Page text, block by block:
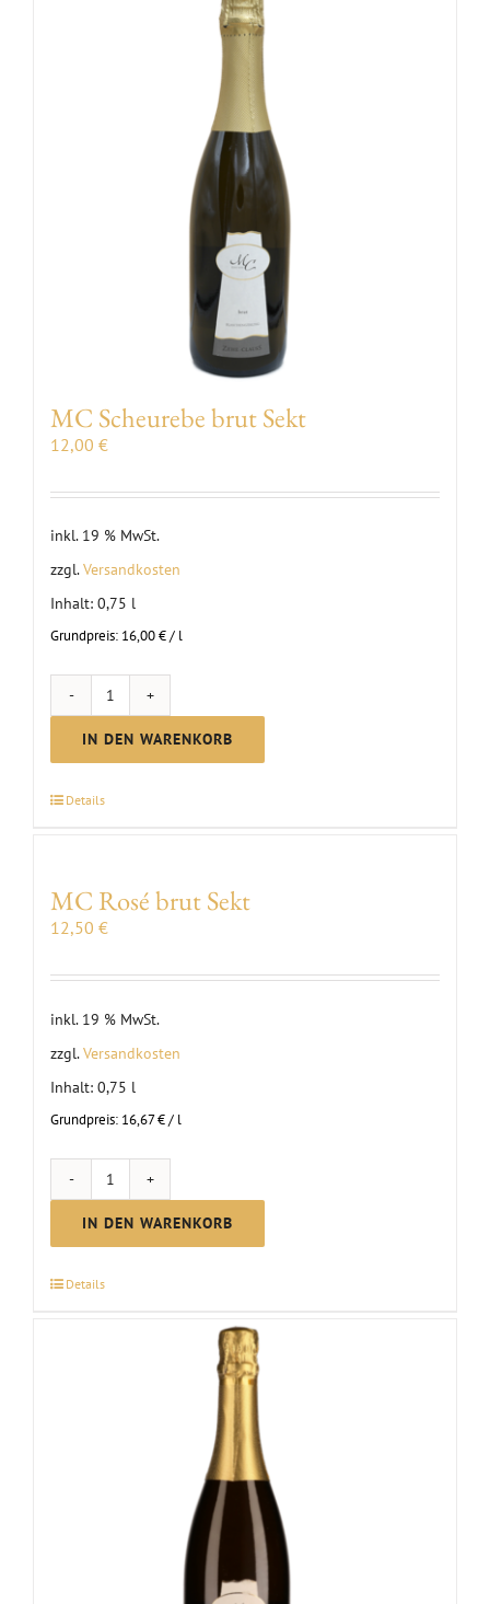
MC Scheurebe brut Sekt
12,00 €
inkl. 19 % MwSt.
zzgl.Versandkosten
Inhalt: 0,75 l
Grundpreis: 16,00€/ l
MC
Scheurebe
brut
IN DEN WARENKORB
Details
MC Rosé brut Sekt
12,50 €
inkl. 19 % MwSt.
zzgl.Versandkosten
Inhalt: 0,75 l
Grundpreis: 16,67€/ l
MC
Rosé
brut
IN DEN WARENKORB
Details